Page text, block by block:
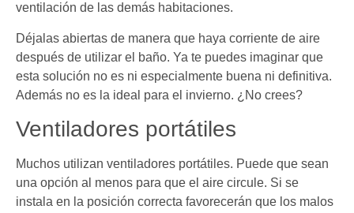
ventilación de las demás habitaciones.
Déjalas abiertas de manera que haya corriente de aire
después de utilizar el baño. Ya te puedes imaginar que
esta solución no es ni especialmente buena ni definitiva.
Además no es la ideal para el invierno. ¿No crees?
Ventiladores portátiles
Muchos utilizan ventiladores portátiles. Puede que sean
una opción al menos para que el aire circule. Si se
instala en la posición correcta favorecerán que los malos